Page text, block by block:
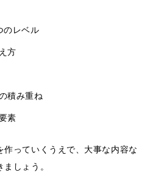
のレベル
方
積み重ね
素
っていくうえで、大事な内容な
しょう。